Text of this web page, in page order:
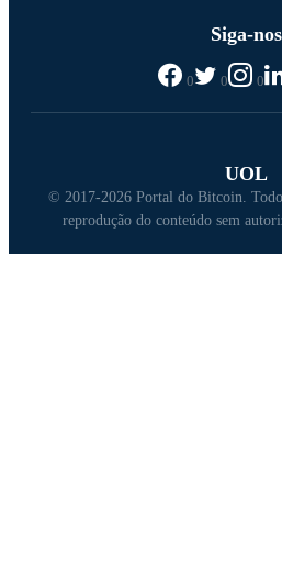
Siga-nos
0 0 0
UOL
© 2017-2026 Portal do Bitcoin.
reprodução do conteúdo sem